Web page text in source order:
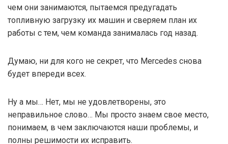
чем они занимаются, пытаемся предугадать
топливную загрузку их машин и сверяем план их
работы с тем, чем команда занималась год назад.
Думаю, ни для кого не секрет, что Mercedes снова
будет впереди всех.
Ну а мы… Нет, мы не удовлетворены, это
неправильное слово… Мы просто знаем свое место,
понимаем, в чем заключаются наши проблемы, и
полны решимости их исправить.